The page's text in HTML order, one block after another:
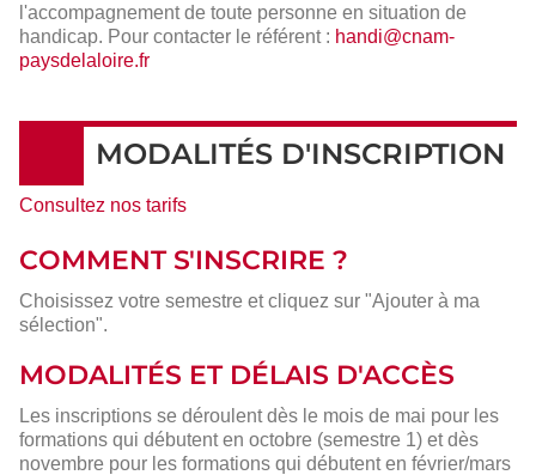
l'accompagnement de toute personne en situation de
handicap. Pour contacter le référent : handi@cnam-
paysdelaloire.fr
MODALITÉS D'INSCRIPTION
Consultez nos tarifs
COMMENT S'INSCRIRE ?
Choisissez votre semestre et cliquez sur "Ajouter à ma
sélection".
MODALITÉS ET DÉLAIS D'ACCÈS
Les inscriptions se déroulent dès le mois de mai pour les
formations qui débutent en octobre (semestre 1) et dès
novembre pour les formations qui débutent en février/mars